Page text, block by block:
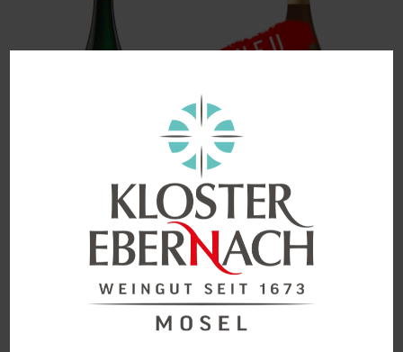
enthält 0,75Liter
2024 Riesling dry – Mosel
quality wine
8,90
ADD TO CART
enthält 0,75
2024 Riesling dry – Mosel
quality wine (Kopie)
€8,90